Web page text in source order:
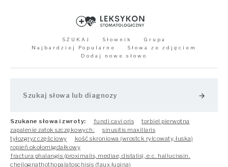
SZUKAJ Słownik
Grupa
Najbardziej Popularne
Słowa ze zdjęciem
Dodaj nowe słowo
arrow_forward
Szukane słowa i zwroty: fundi cavi oris
torbiel pierwotna
zapalenie zatok szczękowych:
sinusitis maxillaris
tyłozgryz częściowy
kość skroniowa (wrostck rylcowaty, łuska)
ropień okołomigdałkowy
fractura phalangis (proximalis, mediae, distalis), e.c. hallucissin.
cheilognathothopalatoschisis (faux łupina)